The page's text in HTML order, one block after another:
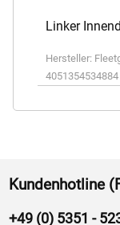
Linker
Hersteller:
4051354534884
Kundenhotline
+49 (0) 5351 -